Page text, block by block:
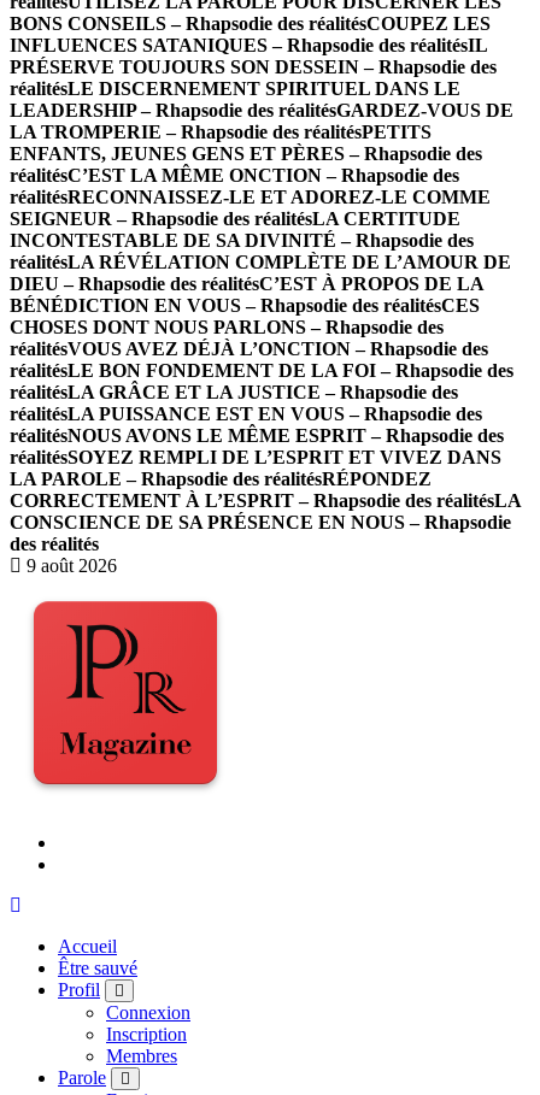
BONS CONSEILS – Rhapsodie des réalitésCOUPEZ LES
INFLUENCES SATANIQUES – Rhapsodie des réalitésIL
PRÉSERVE TOUJOURS SON DESSEIN – Rhapsodie des
réalitésLE DISCERNEMENT SPIRITUEL DANS LE
LEADERSHIP – Rhapsodie des réalitésGARDEZ-VOUS DE
LA TROMPERIE – Rhapsodie des réalitésPETITS
ENFANTS, JEUNES GENS ET PÈRES – Rhapsodie des
réalitésC’EST LA MÊME ONCTION – Rhapsodie des
réalitésRECONNAISSEZ-LE ET ADOREZ-LE COMME
SEIGNEUR – Rhapsodie des réalitésLA CERTITUDE
INCONTESTABLE DE SA DIVINITÉ – Rhapsodie des
réalitésLA RÉVÉLATION COMPLÈTE DE L’AMOUR DE
DIEU – Rhapsodie des réalitésC’EST À PROPOS DE LA
BÉNÉDICTION EN VOUS – Rhapsodie des réalitésCES
CHOSES DONT NOUS PARLONS – Rhapsodie des
réalitésVOUS AVEZ DÉJÀ L’ONCTION – Rhapsodie des
réalitésLE BON FONDEMENT DE LA FOI – Rhapsodie des
réalitésLA GRÂCE ET LA JUSTICE – Rhapsodie des
réalitésLA PUISSANCE EST EN VOUS – Rhapsodie des
réalitésNOUS AVONS LE MÊME ESPRIT – Rhapsodie des
réalitésSOYEZ REMPLI DE L’ESPRIT ET VIVEZ DANS
LA PAROLE – Rhapsodie des réalitésRÉPONDEZ
CORRECTEMENT À L’ESPRIT – Rhapsodie des réalitésLA
CONSCIENCE DE SA PRÉSENCE EN NOUS – Rhapsodie
des réalités
9 août 2026
Accueil
Être sauvé
Profil
Connexion
Inscription
Membres
Parole